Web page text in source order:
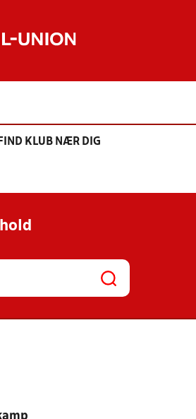
FIND KLUB NÆR DIG